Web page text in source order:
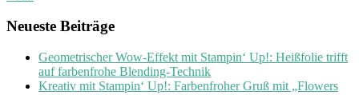
Neueste Beiträge
Geometrischer Wow-Effekt mit Stampin‘ Up!: Heißfolie trifft
auf farbenfrohe Blending-Technik
Kreativ mit Stampin‘ Up!: Farbenfroher Gruß mit „Flowers